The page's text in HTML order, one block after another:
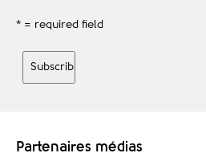
* = required field
Partenaires médias